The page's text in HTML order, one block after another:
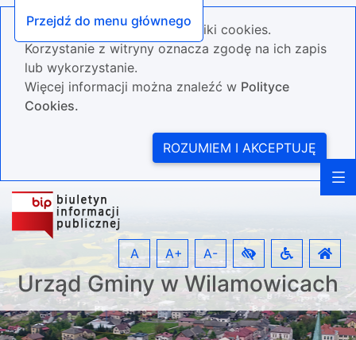
Przejdź do menu głównego
Nasza strona wykorzystuje pliki cookies.
Korzystanie z witryny oznacza zgodę na ich zapis
lub wykorzystanie.
Więcej informacji można znaleźć w Polityce
Cookies.
ROZUMIEM I AKCEPTUJĘ
Urząd Gminy w Wilamowicach
A A+ A-